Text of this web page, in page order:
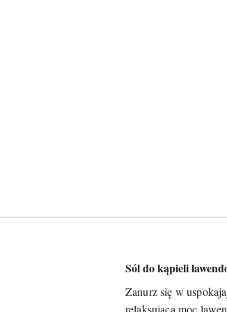
Sól do kąpieli
Zanurz się w
relaksującą moc